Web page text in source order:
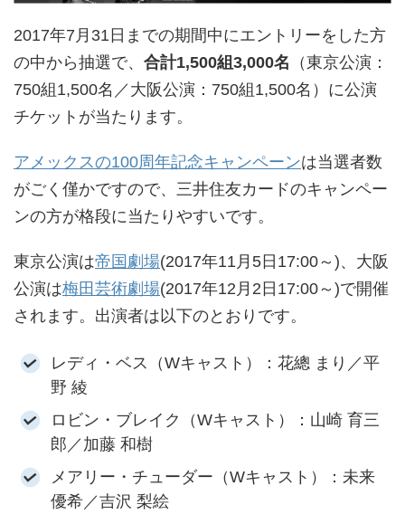
2017年7月31日までの期間中にエントリーをした方
の中から抽選で、 合計1,500組3,000名 （東京公演：
750組1,500名／大阪公演：750組1,500名）に公演
チケットが当たります。
アメックスの100周年記念キャンペーンは当選者数
がごく僅かですので、三井住友カードのキャンペー
ンの方が格段に当たりやすいです。
東京公演は帝国劇場(2017年11月5日17:00～)、大阪
公演は梅田芸術劇場(2017年12月2日17:00～)で開催
されます。出演者は以下のとおりです。
レディ・ベス（Wキャスト）：花總 まり／平
野 綾
ロビン・ブレイク（Wキャスト）：山崎 育三
郎／加藤 和樹
メアリー・チューダー（Wキャスト）：未来
優希／吉沢 梨絵